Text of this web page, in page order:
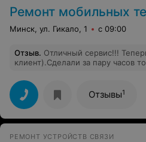
Ремонт мобильных
Минск, ул. Гикало, 1 с 09:00
Отзыв. Отличный сервис!!!
клиент).Сделали за пару часов
сделать за 2 месяца (сначала
а потом ждешь пока закажут деталь позже отказывают
и требуют по 15р за диагностику,
говорили,что
Отзывы1
РЕМОНТ УСТРОЙСТВ СВЯЗИ